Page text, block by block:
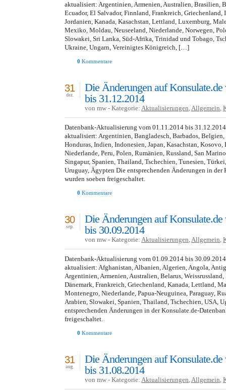
aktualisiert: Argentinien, Armenien, Australien, Brasilien,
Ecuador, El Salvador, Finnland, Frankreich,
Jordanien, Kanada, Kasachstan, Lettland, Luxemburg,
Mexiko, Moldau, Neuseeland, Niederlande, Norwegen,
Slowakei, Sri Lanka, Süd-Afrika, Trinidad und Tobago,
Ukraine, Ungarn, Vereinigtes Königreich, […]
0 Kommentare
Die Änderungen auf
bis 31.12.2014
31
dez.
von mw - Kategorie: Aktualisierungen,Allgemein,
Datenbank-Aktualisierung vom 01.11.2014 bis
aktualisiert: Argentinien, Bangladesch, Barbados,
Honduras, Indien, Indonesien, Japan, Kasachstan,
Niederlande, Peru, Polen, Rumänien, Russland, San
Singapur, Spanien, Thailand, Tschechien, Tunesien,
Uruguay, Ägypten Die entsprechenden Änderungen in der
wurden soeben freigeschaltet.
0 Kommentare
Die Änderungen auf
bis 30.09.2014
30
sep.
von mw - Kategorie: Aktualisierungen,Allgemein,
Datenbank-Aktualisierung vom 01.09.2014 bis
aktualisiert: Afghanistan, Albanien, Algerien, Angola,
Argentinien, Armenien, Australien, Belarus,
Dänemark, Frankreich, Griechenland, Kanada, Lettland,
Montenegro, Niederlande, Papua-Neuguinea, Paraguay,
Arabien, Slowakei, Spanien, Thailand, Tschechien, USA,
entsprechenden Änderungen in der Konsulate.de-
freigeschaltet.
0 Kommentare
Die Änderungen auf
bis 31.08.2014
31
aug.
von mw - Kategorie: Aktualisierungen,Allgemein,